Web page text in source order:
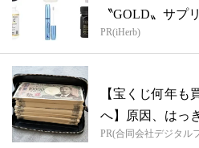
〝GOLD〟サプリ
PR(iHerb)
【宝くじ何年も
へ】原因、はっ
PR(合同会社デジタル